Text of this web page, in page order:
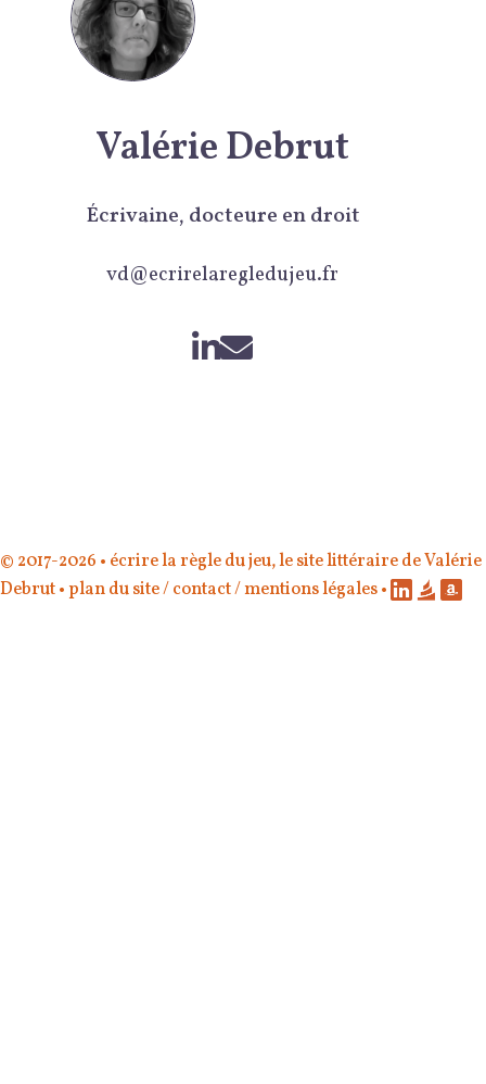
Valérie Debrut
Écrivaine, docteure en droit
vd@ecrirelaregledujeu.fr
© 2017-2026 • écrire la règle du jeu, le site littéraire deValérie
Debrut•plan du site/contact/mentions légales•